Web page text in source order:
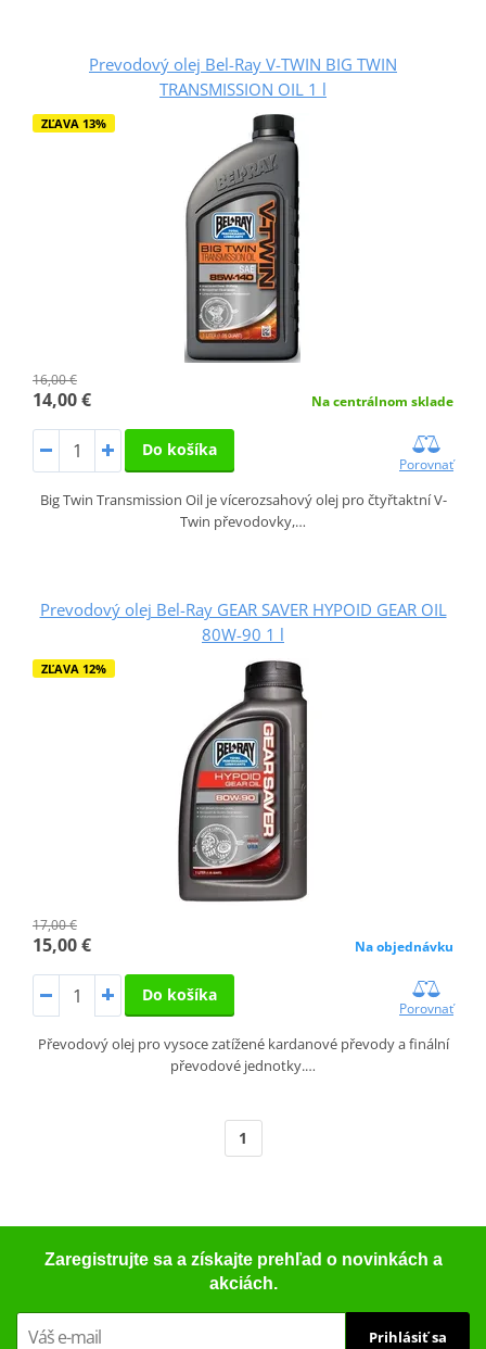
Prevodový olej Bel-Ray V-TWIN BIG TWIN
TRANSMISSION OIL 1 l
ZĽAVA 13%
16,00 €
14,00 € Na centrálnom sklade
Do košíka
Porovnať
Big Twin Transmission Oil je vícerozsahový olej pro čtyřtaktní V-
Twin převodovky,…
Prevodový olej Bel-Ray GEAR SAVER HYPOID GEAR OIL
80W-90 1 l
ZĽAVA 12%
17,00 €
15,00 € Na objednávku
Do košíka
Porovnať
Převodový olej pro vysoce zatížené kardanové převody a finální
převodové jednotky.…
1
Zaregistrujte sa a získajte prehľad o novinkách a
akciách.
Prihlásiť sa